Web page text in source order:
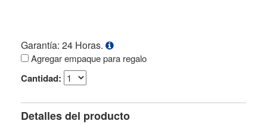
Garantía: 24 Horas.
Agregar empaque para regalo
Cantidad:
Detalles del producto